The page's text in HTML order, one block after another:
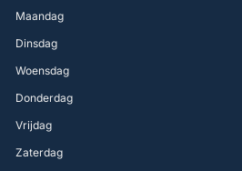
Maandag
Dinsdag
Woensdag
Donderdag
Vrijdag
Zaterdag